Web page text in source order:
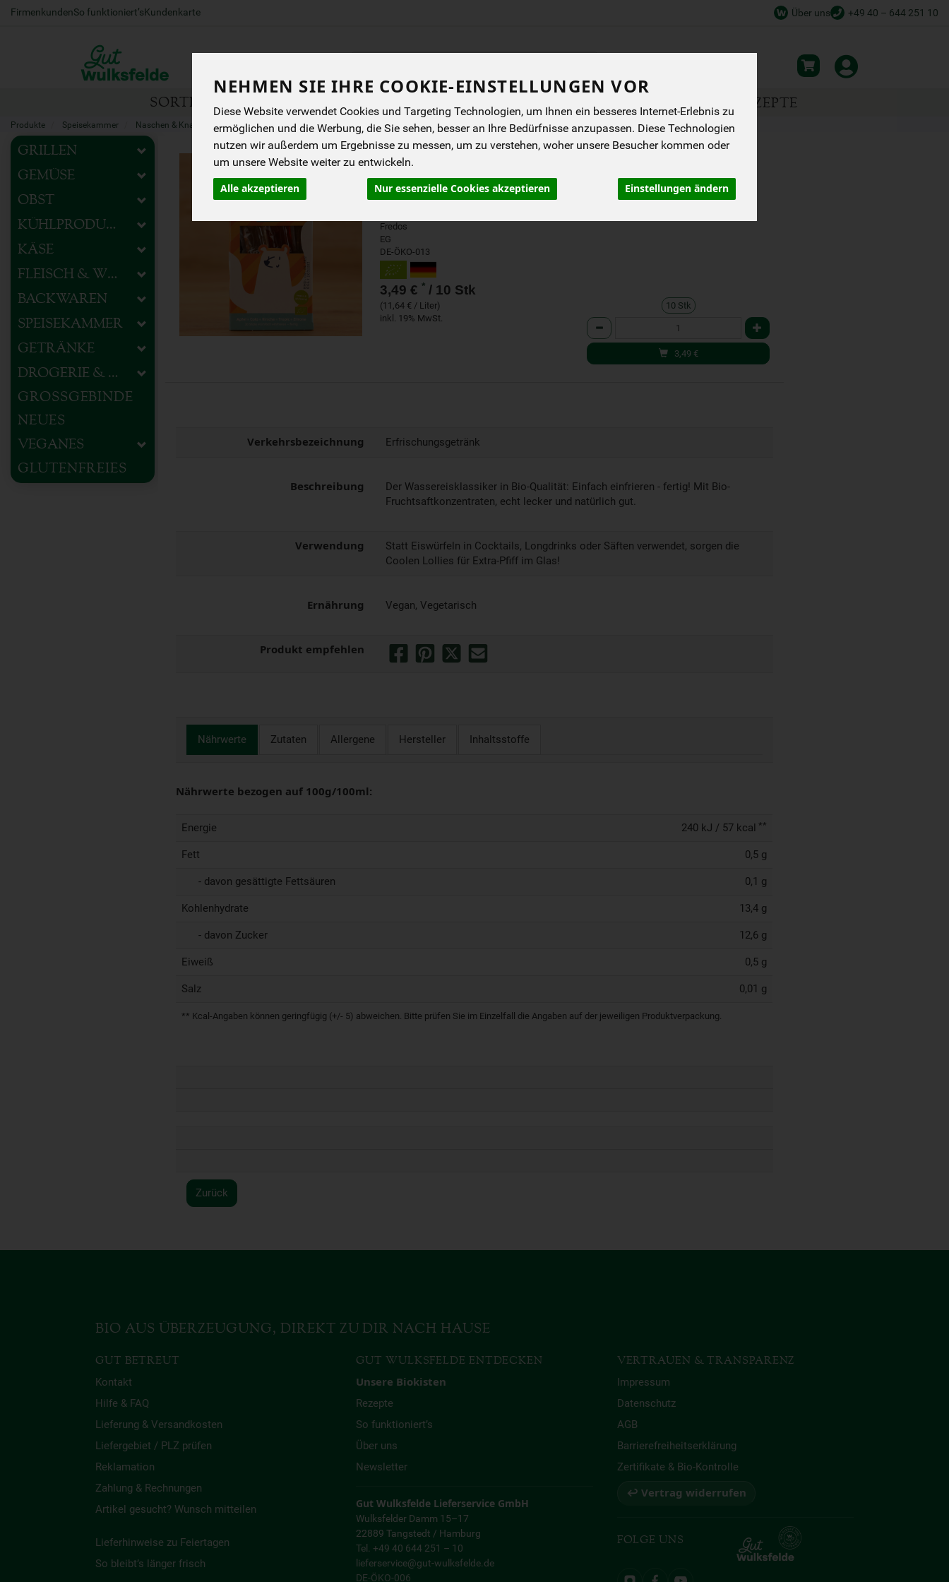
NEHMEN SIE IHRE COOKIE-EINSTELLUNGEN VOR
Diese Website verwendet Cookies und Targeting Technologien, um Ihnen ein besseres Internet-Erlebnis zu
ermöglichen und die Werbung, die Sie sehen, besser an Ihre Bedürfnisse anzupassen. Diese Technologien
nutzen wir außerdem um Ergebnisse zu messen, um zu verstehen, woher unsere Besucher kommen oder
um unsere Website weiter zu entwickeln.
Alle akzeptieren Nur essenzielle Cookies akzeptieren Einstellungen ändern
FirmenkundenSo funktioniert’sKundenkarte +49 40 – 644 251 10
Über uns
SORTIMENT HOFEIGENES BIOKISTEN ANGEBOTE NEUES INSPIRATION REZEPTE
Produkte Speisekammer Naschen & Knabbern Kunterbuntes
GRILLEN
GEMÜSE
OBST
KÜHLPRODUKTE
KÄSE
FLEISCH & WURST
BACKWAREN
SPEISEKAMMER
GETRÄNKE
DROGERIE & HAUSHALT
GROSSGEBINDE
NEUES
VEGANES
GLUTENFREIES
COOLE LOLLIES WASSEREIS 10 STK.
Der Wassereisklassiker in Bioqualität.
Fredos
EG
DE-ÖKO-013
3,49 € * / 10 Stk
(11,64 € / Liter)
inkl. 19% MwSt.
10 Stk
Anzahl
3,49 €
Verkehrsbezeichnung Erfrischungsgetränk
Beschreibung
Der Wassereisklassiker in Bio-Qualität: Einfach einfrieren - fertig! Mit Bio-
Fruchtsaftkonzentraten, echt lecker und natürlich gut.
Verwendung
Statt Eiswürfeln in Cocktails, Longdrinks oder Säften verwendet, sorgen die
Coolen Lollies für Extra-Pfiff im Glas!
Ernährung Vegan, Vegetarisch
Produkt empfehlen
Nährwerte Zutaten Allergene Hersteller Inhaltsstoffe
Nährwerte bezogen auf 100g/100ml:
Energie 240 kJ / 57 kcal **
Fett 0,5 g
- davon gesättigte Fettsäuren 0,1 g
Kohlenhydrate 13,4 g
- davon Zucker 12,6 g
Eiweiß 0,5 g
Salz 0,01 g
** Kcal-Angaben können geringfügig (+/- 5) abweichen. Bitte prüfen Sie im Einzelfall die Angaben auf der jeweiligen Produktverpackung.
Zurück
BIO AUS ÜBERZEUGUNG, DIREKT ZU DIR NACH HAUSE
GUT BETREUT
Kontakt
Hilfe & FAQ
Lieferung & Versandkosten
Liefergebiet / PLZ prüfen
Reklamation
Zahlung & Rechnungen
Artikel gesucht? Wunsch mitteilen
Lieferhinweise zu Feiertagen
So bleibt’s länger frisch
GUT WULKSFELDE ENTDECKEN
Unsere Biokisten
Rezepte
So funktioniert’s
Über uns
Newsletter
Gut Wulksfelde Lieferservice GmbH
Wulksfelder Damm 15–17
22889 Tangstedt / Hamburg
Tel. +49 40 644 251 – 10
lieferservice@gut-wulksfelde.de
DE-ÖKO-006
VERTRAUEN & TRANSPARENZ
Impressum
Datenschutz
AGB
Barrierefreiheitserklärung
Zertifikate & Bio-Kontrolle
↩ Vertrag widerrufen
FOLGE UNS